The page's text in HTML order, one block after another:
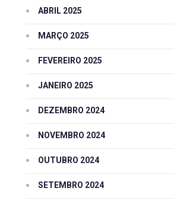
ABRIL 2025
MARÇO 2025
FEVEREIRO 2025
JANEIRO 2025
DEZEMBRO 2024
NOVEMBRO 2024
OUTUBRO 2024
SETEMBRO 2024